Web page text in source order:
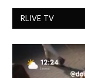
RLIVE TV